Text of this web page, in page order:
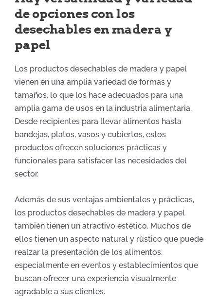
de opciones con los
desechables en madera y
papel
Los productos desechables de madera y papel
vienen en una amplia variedad de formas y
tamaños, lo que los hace adecuados para una
amplia gama de usos en la industria alimentaria.
Desde recipientes para llevar alimentos hasta
bandejas, platos, vasos y cubiertos, estos
productos ofrecen soluciones prácticas y
funcionales para satisfacer las necesidades del
sector.
Además de sus ventajas ambientales y prácticas,
los productos desechables de madera y papel
también tienen un atractivo estético. Muchos de
ellos tienen un aspecto natural y rústico que puede
realzar la presentación de los alimentos,
especialmente en eventos y establecimientos que
buscan ofrecer una experiencia visualmente
agradable a sus clientes.